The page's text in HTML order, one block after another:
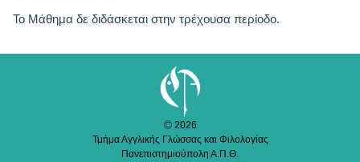
Το Μάθημα δε διδάσκεται στην τρέχουσα περίοδο.
2026
Τμήμα Αγγλικής Γλώσσας και Φιλολογίας
Πανεπιστημιούπολη Α.Π.Θ.